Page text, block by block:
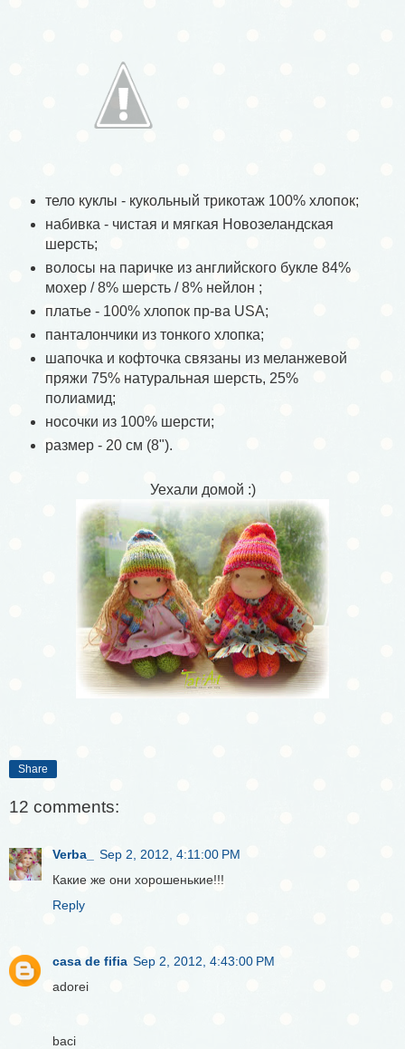
тело куклы - кукольный трикотаж 100% хлопок;
набивка - чистая и мягкая Новозеландская
шерсть;
волосы на паричке из английского букле 84%
мохер / 8% шерсть / 8% нейлон ;
платье - 100% хлопок пр-ва USA;
панталончики из тонкого хлопка;
шапочка и кофточка связаны из меланжевой
пряжи 75% натуральная шерсть, 25%
полиамид;
носочки из 100% шерсти;
размер - 20 см (8").
Уехали домой :)
Share
12 comments:
Verba_
Sep 2, 2012, 4:11:00 PM
Какие же они хорошенькие!!!
Reply
casa de fifia Sep 2, 2012, 4:43:00 PM
adorei
baci